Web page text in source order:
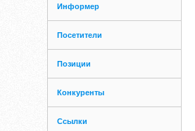
Информер
Посетители
Позиции
Конкуренты
Ссылки